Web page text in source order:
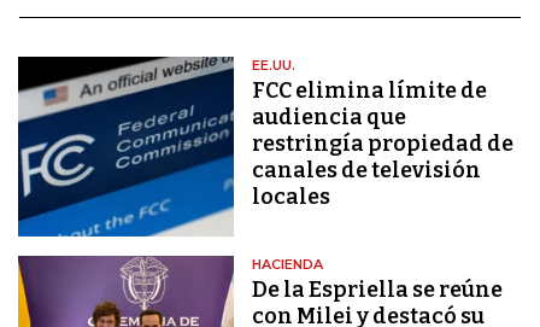
EE.UU.
FCC elimina límite de
audiencia que
restringía propiedad de
canales de televisión
locales
HACIENDA
De la Espriella se reúne
con Milei y destacó su